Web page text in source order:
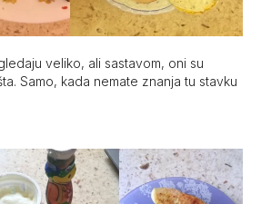
veliko, ali sastavom, oni su
Samo, kada nemate znanja tu stavku